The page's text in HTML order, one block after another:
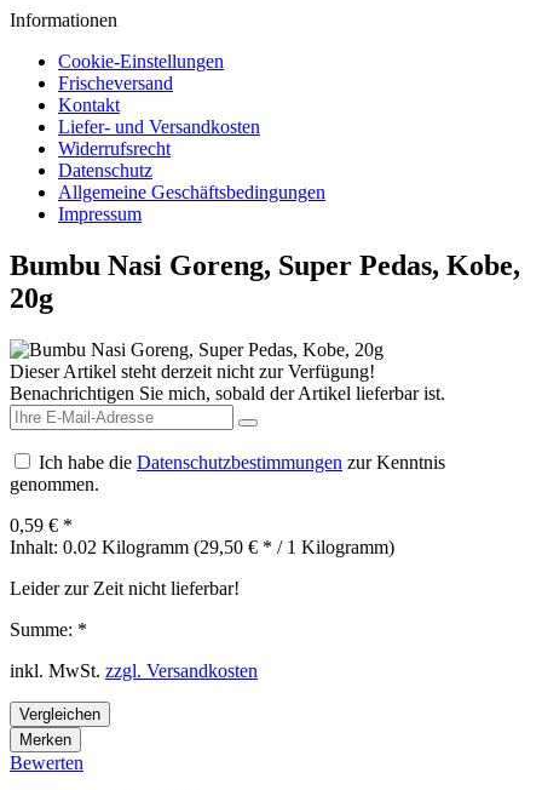
Informationen
Cookie-Einstellungen
Frischeversand
Kontakt
Liefer- und Versandkosten
Widerrufsrecht
Datenschutz
Allgemeine Geschäftsbedingungen
Impressum
Bumbu Nasi Goreng, Super Pedas, Kobe,
20g
Dieser Artikel steht derzeit nicht zur Verfügung!
Benachrichtigen Sie mich, sobald der Artikel lieferbar ist.
Ich habe die Datenschutzbestimmungen zur Kenntnis
genommen.
0,59 € *
Inhalt: 0.02 Kilogramm (29,50 € * / 1 Kilogramm)
Leider zur Zeit nicht lieferbar!
Summe: *
inkl. MwSt. zzgl. Versandkosten
Vergleichen
Merken
Bewerten